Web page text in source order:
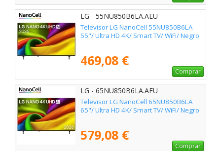
LG - 55NU850B6LA.AEU
Televisor LG NanoCell 55NU850B6LA
55"/ Ultra HD 4K/ Smart TV/ WiFi/ Negro
469,08 €
Comprar
LG - 65NU850B6LA.AEU
Televisor LG NanoCell 65NU850B6LA
65"/ Ultra HD 4K/ Smart TV/ WiFi/ Negro
579,08 €
Comprar